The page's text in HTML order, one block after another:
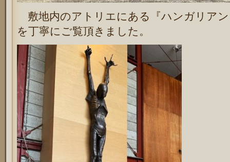
敷地内のアトリエにある『ハンガリア
を丁寧にご覧頂きました。